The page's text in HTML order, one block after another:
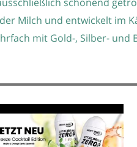
Milch und entwickelt im
mit Gold-, Silber- und